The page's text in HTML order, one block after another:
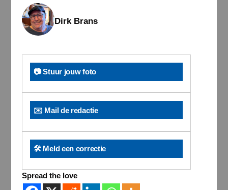
Dirk Brans
📷 Stuur jouw foto
✉️ Mail de redactie
🛠️ Meld een correctie
Spread the love